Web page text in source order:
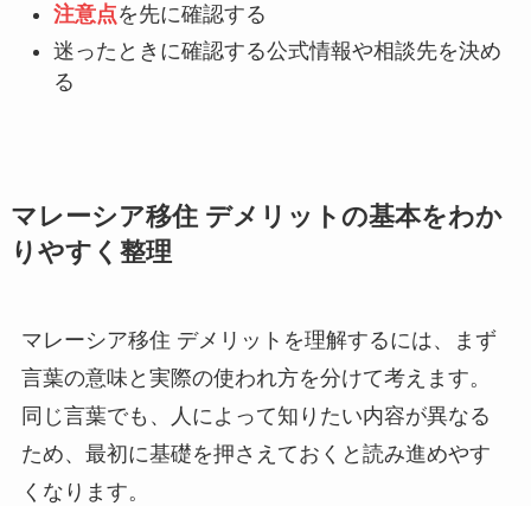
注意点を先に確認する
迷ったときに確認する公式情報や相談先を決め
る
マレーシア移住 デメリットの基本をわか
りやすく整理
マレーシア移住 デメリットを理解するには、まず
言葉の意味と実際の使われ方を分けて考えます。
同じ言葉でも、人によって知りたい内容が異なる
ため、最初に基礎を押さえておくと読み進めやす
くなります。